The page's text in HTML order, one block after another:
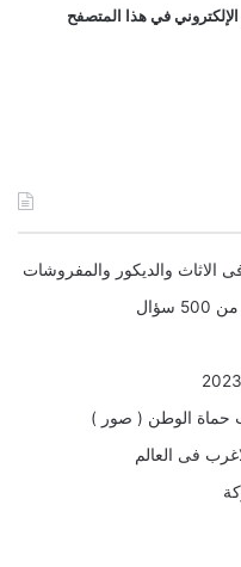
في هذا المتصفح
الاثاث والديكور والمفروشات
حماة الوطن ( صور )
فى العالم